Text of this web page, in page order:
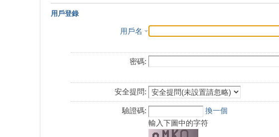
用戶登錄
用戶名
密碼:
安全提問:
驗證碼:
換一個
輸入下圖中的字符